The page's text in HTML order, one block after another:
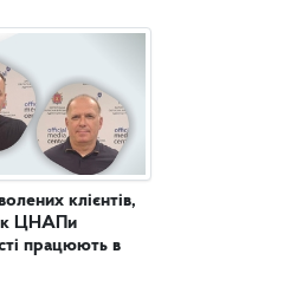
клієнтів,
ЦНАПи
працюють в